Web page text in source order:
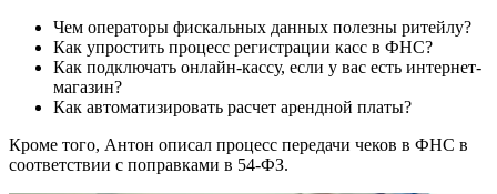
Чем операторы фискальных данных полезны ритейлу?
Как упростить процесс регистрации касс в ФНС?
Как подключать онлайн-кассу, если у вас есть интернет-
магазин?
Как автоматизировать расчет арендной платы?
Кроме того, Антон описал процесс передачи чеков в ФНС в
соответствии с поправками в 54-ФЗ.